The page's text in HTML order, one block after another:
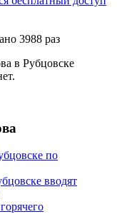
3988 раз
в Рубцовске
по
вводят